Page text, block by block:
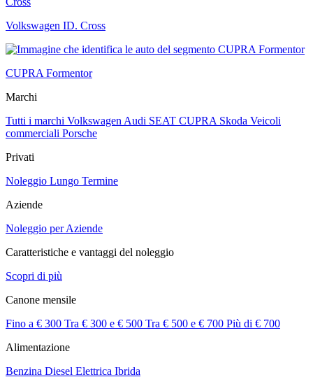
Volkswagen ID. Cross
CUPRA Formentor
Marchi
Tutti i marchi Volkswagen Audi SEAT CUPRA Skoda Veicoli
commerciali Porsche
Privati
Noleggio Lungo Termine
Aziende
Noleggio per Aziende
Caratteristiche e vantaggi del noleggio
Scopri di più
Canone mensile
Fino a € 300 Tra € 300 e € 500 Tra € 500 e € 700 Più di € 700
Alimentazione
Benzina Diesel Elettrica Ibrida